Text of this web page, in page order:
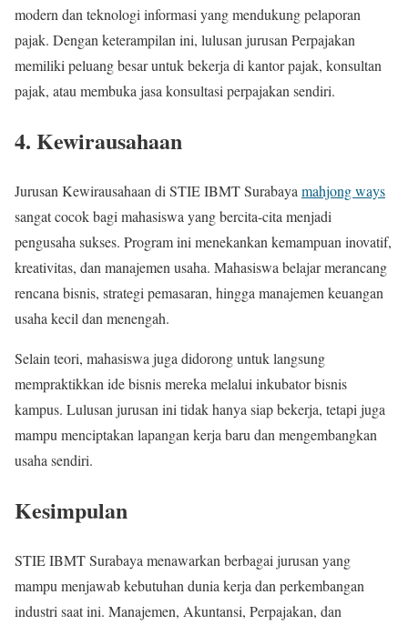
modern dan teknologi informasi yang mendukung pelaporan
pajak. Dengan keterampilan ini, lulusan jurusan Perpajakan
memiliki peluang besar untuk bekerja di kantor pajak, konsultan
pajak, atau membuka jasa konsultasi perpajakan sendiri.
4. Kewirausahaan
Jurusan Kewirausahaan di STIE IBMT Surabayamahjong ways
sangat cocok bagi mahasiswa yang bercita-cita menjadi
pengusaha sukses. Program ini menekankan kemampuan inovatif,
kreativitas, dan manajemen usaha. Mahasiswa belajar merancang
rencana bisnis, strategi pemasaran, hingga manajemen keuangan
usaha kecil dan menengah.
Selain teori, mahasiswa juga didorong untuk langsung
mempraktikkan ide bisnis mereka melalui inkubator bisnis
kampus. Lulusan jurusan ini tidak hanya siap bekerja, tetapi juga
mampu menciptakan lapangan kerja baru dan mengembangkan
usaha sendiri.
Kesimpulan
STIE IBMT Surabaya menawarkan berbagai jurusan yang
mampu menjawab kebutuhan dunia kerja dan perkembangan
industri saat ini. Manajemen, Akuntansi, Perpajakan, dan